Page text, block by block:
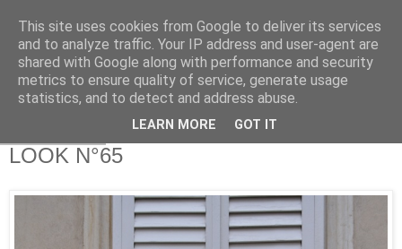
LOOK N°65
This site uses cookies from Google to deliver its services
and to analyze traffic. Your IP address and user-agent are
shared with Google along with performance and security
metrics to ensure quality of service, generate usage
statistics, and to detect and address abuse.
LEARN MORE GOT IT